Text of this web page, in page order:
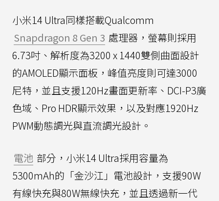
小米14 Ultra同樣搭載Qualcomm
Snapdragon 8 Gen 3 處理器，螢幕則採用
6.73吋、解析度為3200 x 1440雙側曲面設計
的AMOLED顯示面板，峰值亮度則可達3000
尼特，並且支援120Hz畫面更新率、DCI-P3廣
色域、Pro HDR顯示效果，以及對應1920Hz
PWM動態調光與直流調光設計。
電池 部分，小米14 Ultra採用容量為
5300mAh的「金沙江」電池設計，支援90W
有線快充與80W無線快充，並且透過新一代